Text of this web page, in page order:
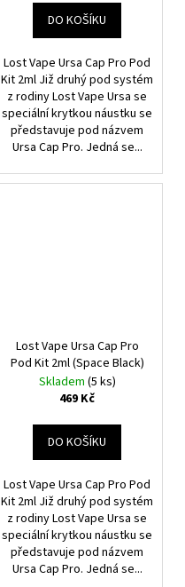
DO KOŠÍKU
Lost Vape Ursa Cap Pro Pod
Kit 2ml Již druhý pod systém
z rodiny Lost Vape Ursa se
speciální krytkou náustku se
představuje pod názvem
Ursa Cap Pro. Jedná se...
Lost Vape Ursa Cap Pro
Pod Kit 2ml (Space Black)
Skladem (5 ks)
469 Kč
DO KOŠÍKU
Lost Vape Ursa Cap Pro Pod
Kit 2ml Již druhý pod systém
z rodiny Lost Vape Ursa se
speciální krytkou náustku se
představuje pod názvem
Ursa Cap Pro. Jedná se...